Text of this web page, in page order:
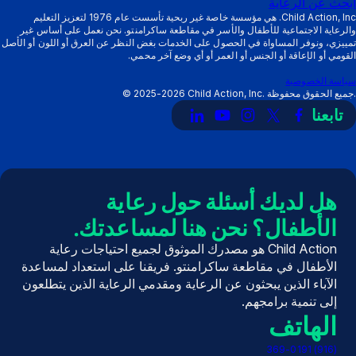
طرق
الدعم
الفرعية:
الموارد
التشغيل
الفرعية:
نبذة
Child Action, Inc. هي مؤسسة خاصة غير ربحية تأسست عام 1976 لتعزيز التعليم
والرعاية الاجتماعية للأطفال والأسر في مقاطعة ساكرامنتو. نحن نعمل على أساس غير
تمييزي، ونوفر المساواة في الحصول على الخدمات بغض النظر عن العرق أو اللون أو الأصل
القومي أو الإعاقة أو الجنس أو العمر أو أي وضع آخر محمي.
سياسة الخصوصية
© 2025-2026 Child Action, Inc. جميع الحقوق محفوظة.
تابعنا رابط
إلى
رابط
إلى
(تويتر)
رابط
إلى
رابط
إلى
رابط
إلى
هل لديك أسئلة حول رعاية
الأطفال؟ نحن هنا لمساعدتك.
Child Action هو مصدرك الموثوق لجميع احتياجات رعاية
الأطفال في مقاطعة ساكرامنتو. فريقنا على استعداد لمساعدة
الآباء الذين يبحثون عن الرعاية ومقدمي الرعاية الذين يتطلعون
إلى تنمية برامجهم.
الهاتف
(916) 369-0191